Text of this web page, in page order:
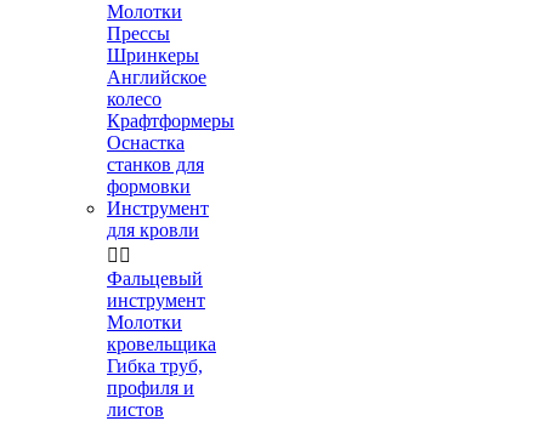
Молотки
Прессы
Шринкеры
Английское
колесо
Крафтформеры
Оснастка
станков для
формовки
Инструмент
для кровли
 
Фальцевый
инструмент
Молотки
кровельщика
Гибка труб,
профиля и
листов